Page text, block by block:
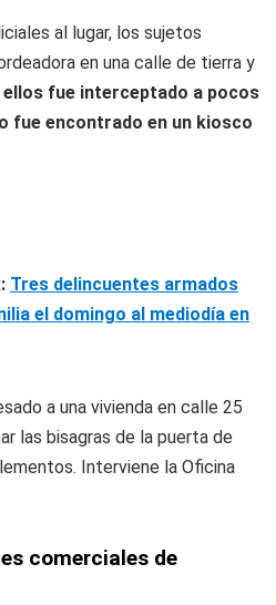
al lugar, los sujetos
en una calle de tierra y
ellos fue interceptado a pocos
fue encontrado en un kiosco
Tres delincuentes armados
el domingo al mediodía en
a una vivienda en calle 25
las bisagras de la puerta de
Interviene la Oficina
comerciales de